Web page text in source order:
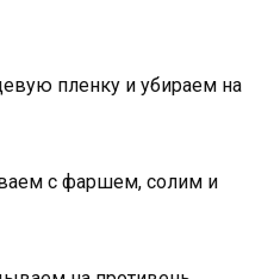
пленку и убираем на
с фаршем, солим и